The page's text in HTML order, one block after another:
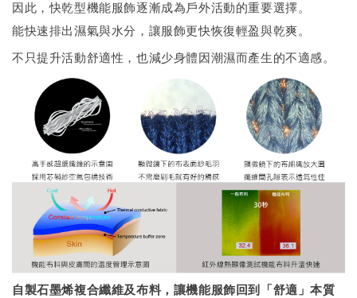
因此，快乾型機能服飾逐漸成為戶外活動的重要選擇。
能快速排出濕氣與水分，讓服飾更快恢復輕盈與乾爽。
不只提升活動舒適性，也減少身體因潮濕而產生的不適感。
自製石墨烯複合纖維及布料，讓機能服飾回到「舒適」本質